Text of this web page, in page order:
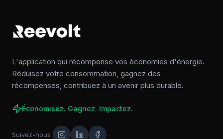
L'application qui récompense vos économies d'énergie.
Réduisez votre consommation, gagnez des
récompenses, contribuez à un avenir plus durable.
Économisez. Gagnez. Impactez.
Suivez-nous